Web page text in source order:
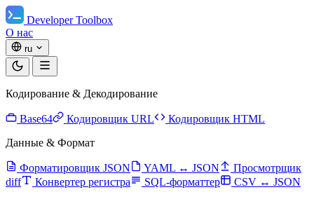
Developer Toolbox
О нас
ru
Кодирование & Декодирование
Base64 Кодировщик URL
Кодировщик HTML
Данные & Формат
Форматировщик JSON YAML ↔ JSON
Просмотрщик
diff
Конвертер регистра SQL-форматтер
CSV ↔ JSON